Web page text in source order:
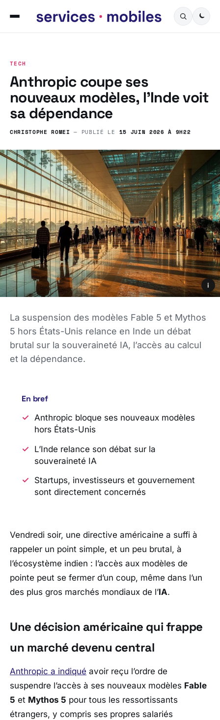
TECH
Anthropic coupe ses
nouveaux modèles, l’Inde voit
sa dépendance
CHRISTOPHE ROMEI — PUBLIÉ LE 15 JUIN 2026 À 9H22
i
La suspension des modèles Fable 5 et Mythos
5 hors États-Unis relance en Inde un débat
brutal sur la souveraineté IA, l’accès au calcul
et la dépendance.
En bref
Anthropic bloque ses nouveaux modèles
hors États-Unis
L’Inde relance son débat sur la
souveraineté IA
Startups, investisseurs et gouvernement
sont directement concernés
Vendredi soir, une directive américaine a suffi à
rappeler un point simple, et un peu brutal, à
l’écosystème indien : l’accès aux modèles de
pointe peut se fermer d’un coup, même dans l’un
des plus gros marchés mondiaux de l’IA.
Une décision américaine qui frappe
un marché devenu central
Anthropic a indiqué avoir reçu l’ordre de
suspendre l’accès à ses nouveaux modèles Fable
5 et Mythos 5 pour tous les ressortissants
étrangers, y compris ses propres salariés